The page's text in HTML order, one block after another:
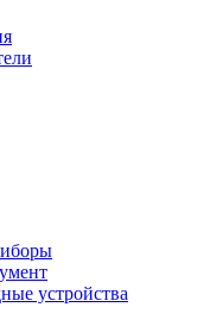
устройства